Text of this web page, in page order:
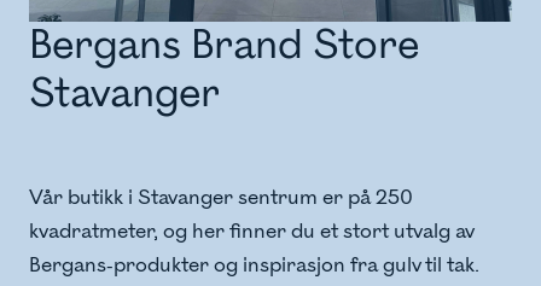
Bergans Brand Store
Stavanger
Vår butikk i Stavanger sentrum er på 250
kvadratmeter, og her finner du et stort utvalg av
Bergans-produkter og inspirasjon fra gulv til tak.